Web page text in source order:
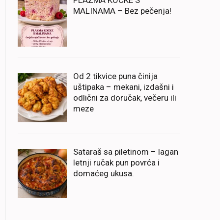
MALINAMA – Bez pečenja!
Od 2 tikvice puna činija
uštipaka – mekani, izdašni i
odlični za doručak, večeru ili
meze
Sataraš sa piletinom – lagan
letnji ručak pun povrća i
domaćeg ukusa.